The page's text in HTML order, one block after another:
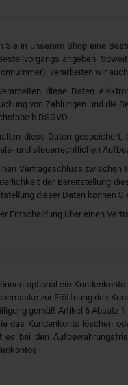
Sie in unserem Shop eine
angeben.
verarbeiten wir
diese Daten
von Zahlungen und die
b DSGVO.
diese Daten
und steuerrechtlichen
Vertragsschluss zwischen
der Bereitstellung
dieser Daten können
Entscheidung über einen
optional ein
zur Eröffnung des
gemäß Artikel 6 Absatz
das Kundenkonto löschen
es bei den